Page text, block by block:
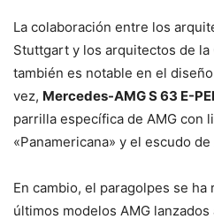
La colaboración entre los
Stuttgart y los arquitectos de la
también es notable en el
vez, Mercedes-AMG S 63 E-
parrilla específica de AMG con
«Panamericana» y el escudo
En cambio, el paragolpes se
últimos modelos AMG